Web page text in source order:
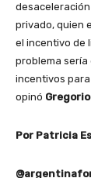
privado, quien
el incentivo de
problema
incentivos
opinó
Por Patricia